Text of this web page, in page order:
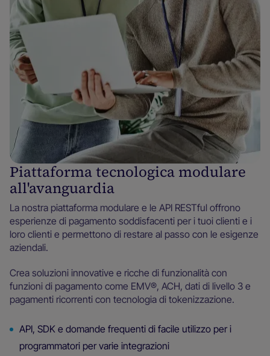
Piattaforma tecnologica modulare
all'avanguardia
La nostra piattaforma modulare e le API RESTful offrono
esperienze di pagamento soddisfacenti per i tuoi clienti e i
loro clienti e permettono di restare al passo con le esigenze
aziendali.
Crea soluzioni innovative e ricche di funzionalità con
funzioni di pagamento come EMV®, ACH, dati di livello 3 e
pagamenti ricorrenti con tecnologia di tokenizzazione.
API, SDK e domande frequenti di facile utilizzo per i
programmatori per varie integrazioni